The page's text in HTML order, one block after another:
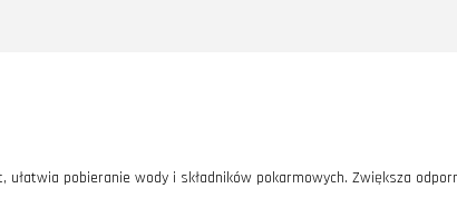
pobieranie wody i składników pokarmowych. Zwiększa